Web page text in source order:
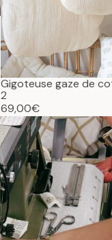
Gigoteuse gaze de
2
69,00€